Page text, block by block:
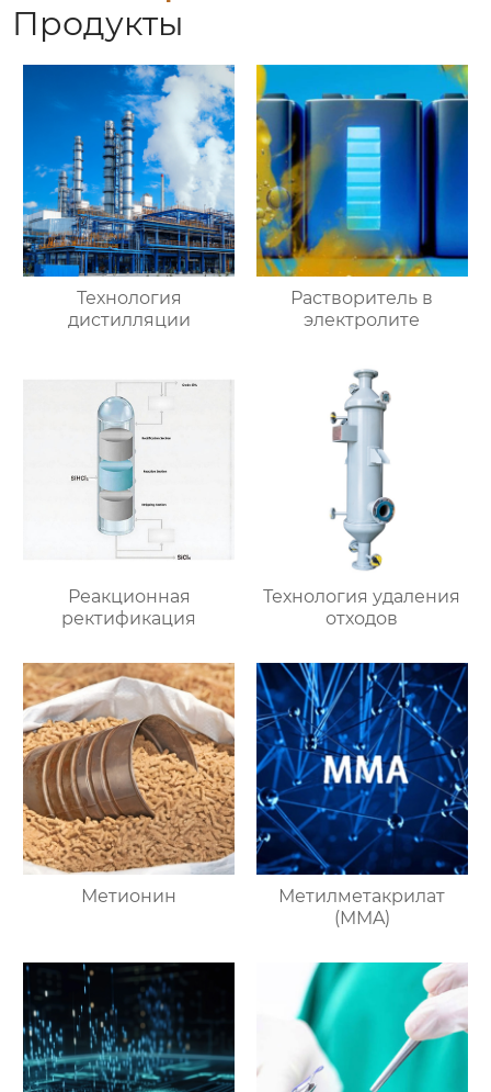
Продукты
Технология
дистилляции
Растворитель в
электролите
Реакционная
ректификация
Технология удаления
отходов
Метионин
Метилметакрилат
(MMA)